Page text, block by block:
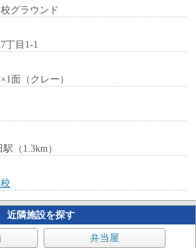
グラウンド
丁目1-1
面（クレー）
（1.3km）
近隣施設を探す
弁当屋